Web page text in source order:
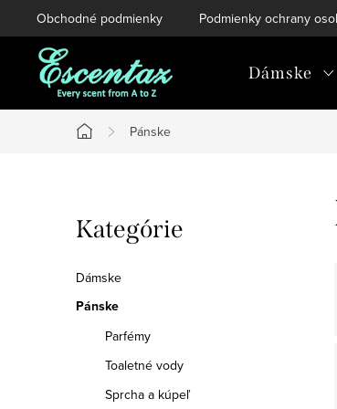
na
Obchodné podmienky Podmienky ochrany
Dámske
Domov
Pánske
o
č
n
Preskočiť
kategórie
Kategórie
Dámske
Pánske
Parfémy
Toaletné vody
Sprcha a kúpeľ